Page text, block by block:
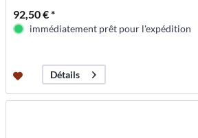
92,50 € *
immédiatement prêt pour l'expédition
Détails